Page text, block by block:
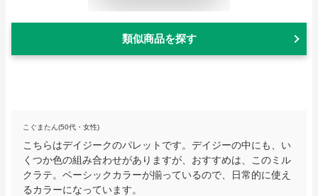
類似商品を探す
こぐまたん(50代・女性)
こちらはデイジークのパレットです。デイジーの中にも、い
くつか色の組み合わせがありますが、おすすめは、このミル
クラテ。ベーシックカラーが揃っているので、日常的に使え
るカラーになっています。